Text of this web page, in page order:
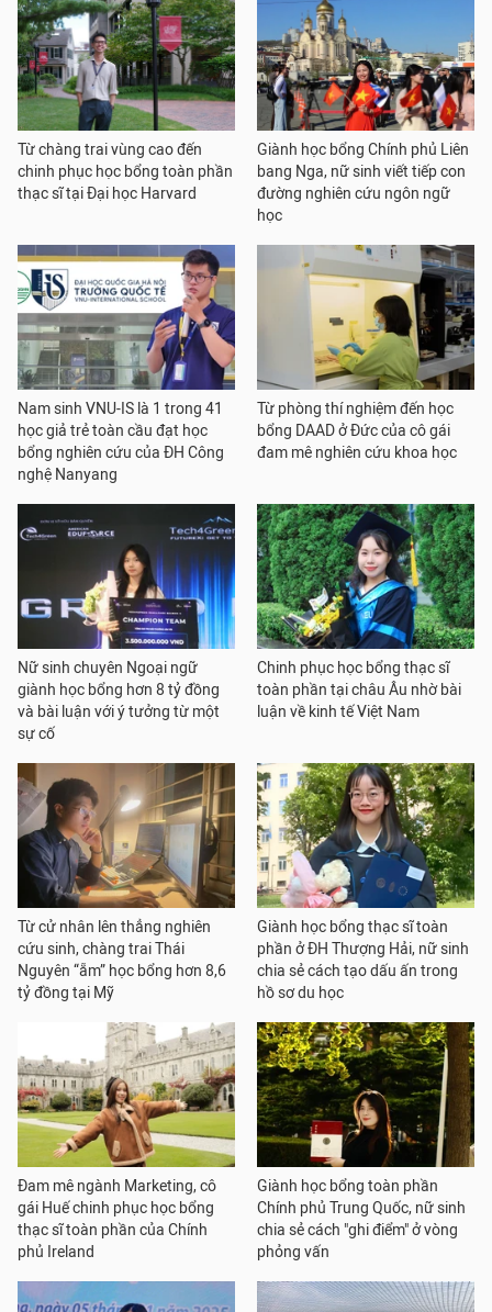
Từ chàng trai vùng cao đến
chinh phục học bổng toàn phần
thạc sĩ tại Đại học Harvard
Giành học bổng Chính phủ Liên
bang Nga, nữ sinh viết tiếp con
đường nghiên cứu ngôn ngữ
học
Nam sinh VNU-IS là 1 trong 41
học giả trẻ toàn cầu đạt học
bổng nghiên cứu của ĐH Công
nghệ Nanyang
Từ phòng thí nghiệm đến học
bổng DAAD ở Đức của cô gái
đam mê nghiên cứu khoa học
Nữ sinh chuyên Ngoại ngữ
giành học bổng hơn 8 tỷ đồng
và bài luận với ý tưởng từ một
sự cố
Chinh phục học bổng thạc sĩ
toàn phần tại châu Âu nhờ bài
luận về kinh tế Việt Nam
Từ cử nhân lên thẳng nghiên
cứu sinh, chàng trai Thái
Nguyên “ẵm” học bổng hơn 8,6
tỷ đồng tại Mỹ
Giành học bổng thạc sĩ toàn
phần ở ĐH Thượng Hải, nữ sinh
chia sẻ cách tạo dấu ấn trong
hồ sơ du học
Đam mê ngành Marketing, cô
gái Huế chinh phục học bổng
thạc sĩ toàn phần của Chính
phủ Ireland
Giành học bổng toàn phần
Chính phủ Trung Quốc, nữ sinh
chia sẻ cách "ghi điểm" ở vòng
phỏng vấn